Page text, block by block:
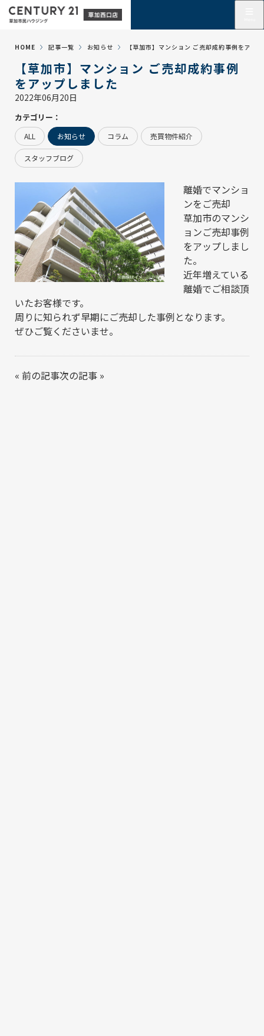
HOME 記事一覧 お知らせ 【草加市】マンション ご売却成約事例をアッ
【草加市】マンション ご売却成約事例
をアップしました
2022年06月20日
カテゴリー：
ALL お知らせ コラム 売買物件紹介
スタッフブログ
離婚でマンショ
ンをご売却
草加市のマンシ
ョンご売却事例
をアップしまし
た。
近年増えている
離婚でご相談頂
いたお客様です。
周りに知られず早期にご売却した事例となります。
ぜひご覧くださいませ。
« 前の記事次の記事 »